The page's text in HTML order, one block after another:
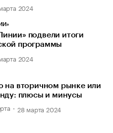
2024
подвели итоги
программы
2024
на вторичном рынке или
плюсы и минусы
28 марта 2024